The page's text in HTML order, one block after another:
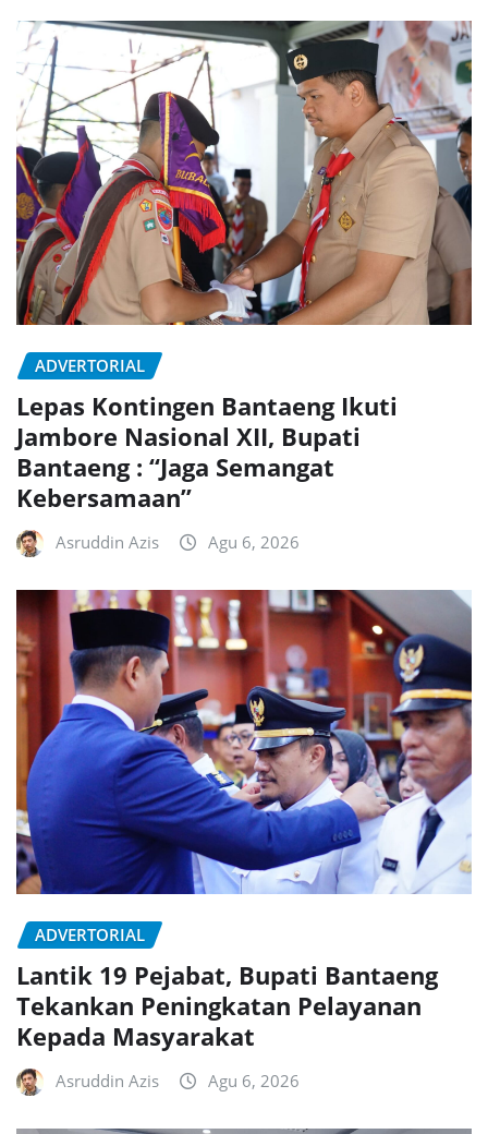
ADVERTORIAL
Lepas Kontingen Bantaeng Ikuti
Jambore Nasional XII, Bupati
Bantaeng : “Jaga Semangat
Kebersamaan”
Asruddin Azis Agu 6, 2026
ADVERTORIAL
Lantik 19 Pejabat, Bupati Bantaeng
Tekankan Peningkatan Pelayanan
Kepada Masyarakat
Asruddin Azis Agu 6, 2026